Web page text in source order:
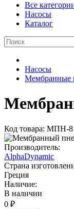
Все
Насосы
Каталог
Насосы
Мембранные
Код товара: МПН-8
Производитель:
AlphaDynamic
Страна
Греция
Наличие:
В наличии
0 ₽